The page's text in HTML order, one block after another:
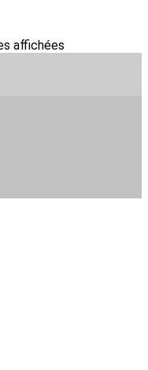
affichées